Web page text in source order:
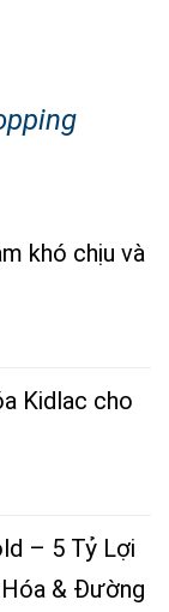
khó chịu và
Kidlac cho
– 5 Tỷ Lợi
Hóa & Đường